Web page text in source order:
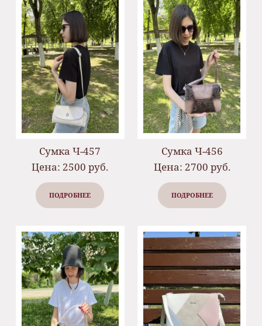
Сумка Ч-457
Цена: 2500 руб.
ПОДРОБНЕЕ
Сумка Ч-456
Цена: 2700 руб.
ПОДРОБНЕЕ